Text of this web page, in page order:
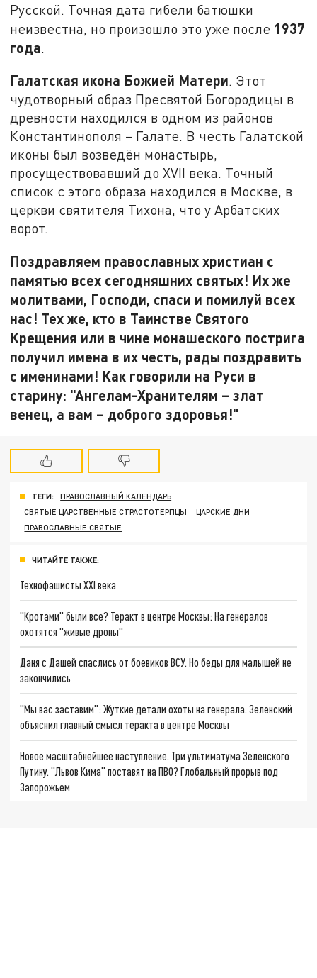
Русской. Точная дата гибели батюшки
неизвестна, но произошло это уже после 1937
года.
Галатская икона Божией Матери. Этот
чудотворный образ Пресвятой Богородицы в
древности находился в одном из районов
Константинополя – Галате. В честь Галатской
иконы был возведён монастырь,
просуществовавший до XVII века. Точный
список с этого образа находился в Москве, в
церкви святителя Тихона, что у Арбатских
ворот.
Поздравляем православных христиан с
памятью всех сегодняшних святых! Их же
молитвами, Господи, спаси и помилуй всех
нас! Тех же, кто в Таинстве Святого
Крещения или в чине монашеского пострига
получил имена в их честь, рады поздравить
с именинами! Как говорили на Руси в
старину: "Ангелам-Хранителям – злат
венец, а вам – доброго здоровья!"
ТЕГИ:
ПРАВОСЛАВНЫЙ КАЛЕНДАРЬ
СВЯТЫЕ ЦАРСТВЕННЫЕ СТРАСТОТЕРПЦЫ
ЦАРСКИЕ ДНИ
ПРАВОСЛАВНЫЕ СВЯТЫЕ
ЧИТАЙТЕ ТАКЖЕ:
Технофашисты XXI века
"Кротами" были все? Теракт в центре Москвы: На генералов
охотятся "живые дроны"
Даня с Дашей спаслись от боевиков ВСУ. Но беды для малышей не
закончились
"Мы вас заставим": Жуткие детали охоты на генерала. Зеленский
объяснил главный смысл теракта в центре Москвы
Новое масштабнейшее наступление. Три ультиматума Зеленского
Путину. "Львов Кима" поставят на ПВО? Глобальный прорыв под
Запорожьем